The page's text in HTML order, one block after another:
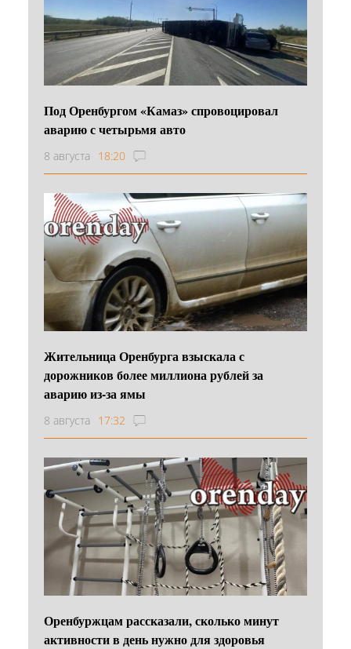
Под Оренбургом «Камаз» спровоцировал
аварию с четырьмя авто
8 августа 18:20
Жительница Оренбурга взыскала с
дорожников более миллиона рублей за
аварию из-за ямы
8 августа 17:32
Оренбуржцам рассказали, сколько минут
активности в день нужно для здоровья